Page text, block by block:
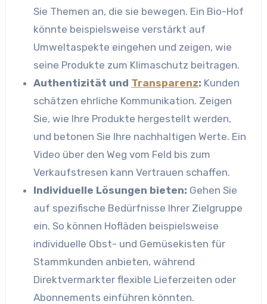
Sie Themen an, die sie bewegen. Ein Bio-Hof
könnte beispielsweise verstärkt auf
Umweltaspekte eingehen und zeigen, wie
seine Produkte zum Klimaschutz beitragen.
Authentizität und Transparenz: Kunden
schätzen ehrliche Kommunikation. Zeigen
Sie, wie Ihre Produkte hergestellt werden,
und betonen Sie Ihre nachhaltigen Werte. Ein
Video über den Weg vom Feld bis zum
Verkaufstresen kann Vertrauen schaffen.
Individuelle Lösungen bieten: Gehen Sie
auf spezifische Bedürfnisse Ihrer Zielgruppe
ein. So können Hofläden beispielsweise
individuelle Obst- und Gemüsekisten für
Stammkunden anbieten, während
Direktvermarkter flexible Lieferzeiten oder
Abonnements einführen könnten.